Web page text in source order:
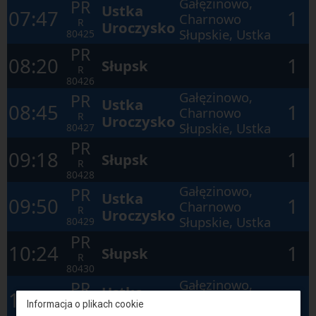
07:47 PR
R
80425
Ustka
Uroczysko Charnowo
Słupskie, Ustka
1
08:20
PR
R
80426
Słupsk
1
08:45
PR
R
80427
Ustka
Uroczysko
Gałęzinowo,
Charnowo
Słupskie, Ustka
1
09:18
PR
R
80428
Słupsk
1
09:50
PR
R
80429
Ustka
Uroczysko
Gałęzinowo,
Charnowo
Słupskie, Ustka
1
10:24
PR
R
80430
Słupsk
1
10:50 PR
R
Ustka
Uroczysko
Gałęzinowo,
Informacja o plikach cookie